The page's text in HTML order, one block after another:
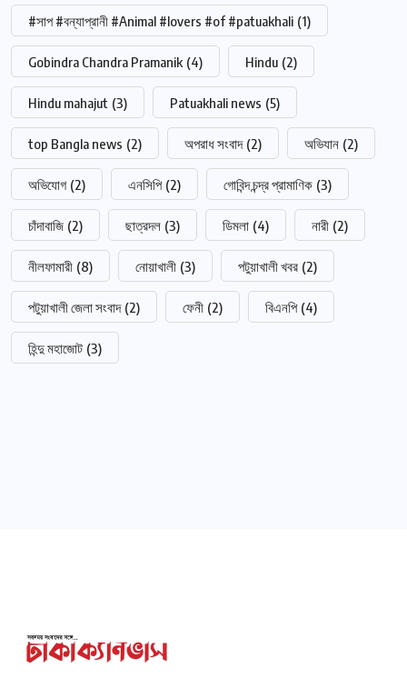
#সাপ #বন্যাপ্রানী #Animal #lovers #of #patuakhali (1)
Gobindra Chandra Pramanik (4) Hindu (2)
Hindu mahajut (3) Patuakhali news (5)
top Bangla news (2) অপরাধ সংবাদ (2) অভিযান (2)
অভিযোগ (2) এনসিপি (2) গোবিন্দ চন্দ্র প্রামাণিক (3)
চাঁদাবাজি (2) ছাত্রদল (3) ডিমলা (4) নারী (2)
নীলফামারী (8) নোয়াখালী (3) পটুয়াখালী খবর (2)
পটুয়াখালী জেলা সংবাদ (2) ফেনী (2) বিএনপি (4)
হিন্দু মহাজোট (3)